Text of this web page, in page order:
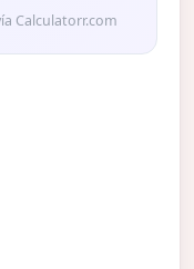
Calculatorr.com